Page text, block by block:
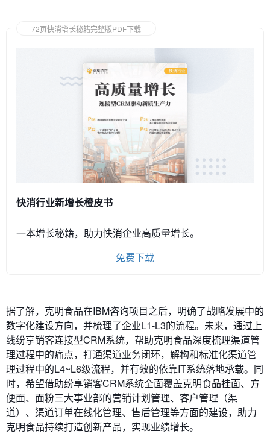
72页快消增长秘籍完整版PDF下载
快消行业新增长橙皮书
一本增长秘籍，助力快消企业高质量增长。
免费下载
据了解，克明食品在IBM咨询项目之后，明确了战略发展中的
数字化建设方向，并梳理了企业L1-L3的流程。未来，通过上
线纷享销客连接型CRM系统，帮助克明食品深度梳理渠道管
理过程中的痛点，打通渠道业务闭环，解构和标准化渠道管
理过程中的L4~L6级流程，并有效的依靠IT系统落地承载。同
时，希望借助纷享销客CRM系统全面覆盖克明食品挂面、方
便面、面粉三大事业部的营销计划管理、客户管理（渠
道）、渠道订单在线化管理、售后管理等方面的建设，助力
克明食品持续打造创新产品，实现业绩增长。